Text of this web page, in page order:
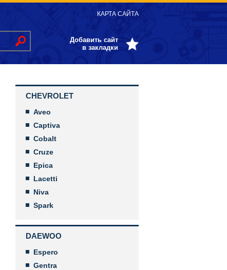
Добавить сайт
в закладки
КАРТА САЙТА
CHEVROLET
Aveo
Captiva
Cobalt
Cruze
Epica
Lacetti
Niva
Spark
DAEWOO
Espero
Gentra